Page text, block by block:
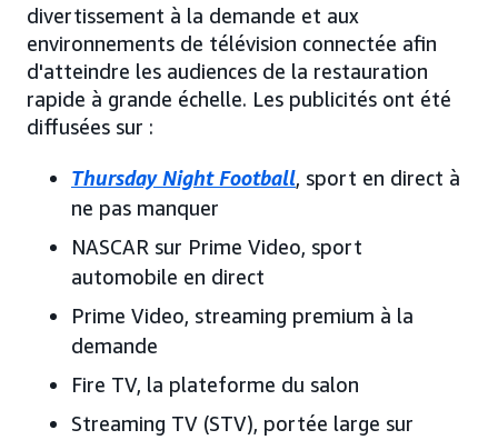
divertissement à la demande et aux
environnements de télévision connectée afin
d'atteindre les audiences de la restauration
rapide à grande échelle. Les publicités ont été
diffusées sur :
Thursday Night Football, sport en direct à
ne pas manquer
NASCAR sur Prime Video, sport
automobile en direct
Prime Video, streaming premium à la
demande
Fire TV, la plateforme du salon
Streaming TV (STV), portée large sur